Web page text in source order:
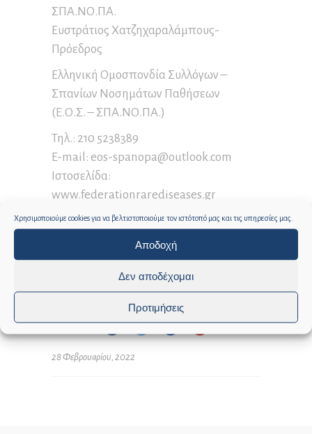
Χρησιμοποιούμε cookies για να βελτιστοποιούμε τον ιστότοπό μας και τις υπηρεσίες μας.
Αποδοχή
Δεν αποδέχομαι
Προτιμήσεις
ΣΠΑ.ΝΟ.ΠΑ.
Ευστράτιος Χατζηχαραλάμπους-
Πρόεδρος
Ελληνική Ομοσπονδία Συλλόγων –
Σπανίων Νοσημάτων Παθήσεων
(Ε.Ο.Σ. – ΣΠΑ.ΝΟ.ΠΑ.)
Τηλ.: 210 5238389
E-mail: eos-spanopa@outlook.com
Ιστοσελίδα:
www.federationrarediseases.gr
28 Φεβρουαρίου, 2022